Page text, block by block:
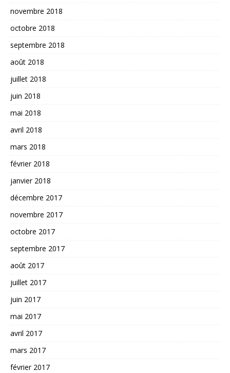
novembre 2018
octobre 2018
septembre 2018
août 2018
juillet 2018
juin 2018
mai 2018
avril 2018
mars 2018
février 2018
janvier 2018
décembre 2017
novembre 2017
octobre 2017
septembre 2017
août 2017
juillet 2017
juin 2017
mai 2017
avril 2017
mars 2017
février 2017